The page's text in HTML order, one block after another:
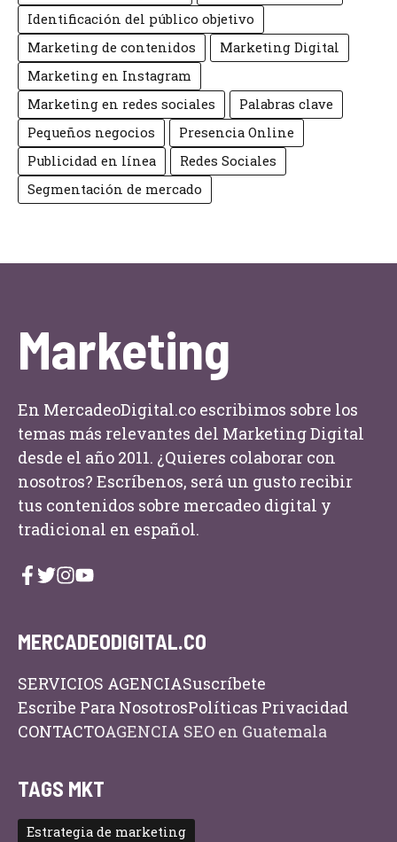
Identificación del público objetivo
Marketing de contenidos
Marketing Digital
Marketing en Instagram
Marketing en redes sociales
Palabras clave
Pequeños negocios
Presencia Online
Publicidad en línea
Redes Sociales
Segmentación de mercado
Marketing
En MercadeoDigital.co escribimos sobre los
temas más relevantes del Marketing Digital
desde el año 2011. ¿Quieres colaborar con
nosotros? Escríbenos, será un gusto recibir
tus contenidos sobre mercadeo digital y
tradicional en español.
MERCADEODIGITAL.CO
SERVICIOS AGENCIASuscríbete
Escribe Para NosotrosPolíticas Privacidad
CONTACTOAGENCIA SEO en Guatemala
TAGS MKT
Estrategia de marketing